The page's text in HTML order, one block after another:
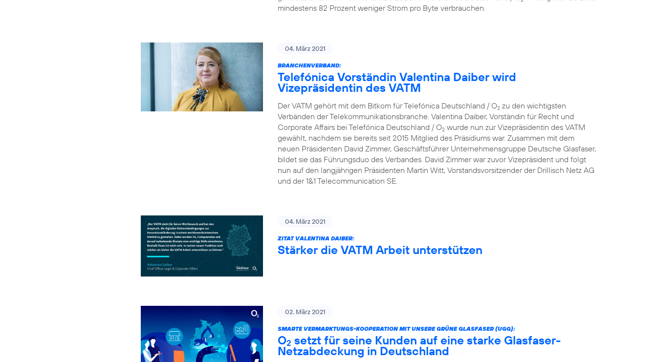
mindestens 82 Prozent weniger Strom pro Byte verbrauchen.
04. März 2021
BRANCHENVERBAND:
Telefónica Vorständin Valentina Daiber wird
Vizepräsidentin des VATM
Der VATM gehört mit dem Bitkom für Telefónica Deutschland / O2 zu den wichtigsten
Verbänden der Telekommunikationsbranche. Valentina Daiber, Vorständin für Recht und
Corporate Affairs bei Telefónica Deutschland / O2 wurde nun zur Vizepräsidentin des VATM
gewählt, nachdem sie bereits seit 2015 Mitglied des Präsidiums war. Zusammen mit dem
neuen Präsidenten David Zimmer, Geschäftsführer Unternehmensgruppe Deutsche Glasfaser,
bildet sie das Führungsduo des Verbandes. David Zimmer war zuvor Vizepräsident und folgt
nun auf den langjährigen Präsidenten Martin Witt, Vorstandsvorsitzender der Drillisch Netz AG
und der 1&1 Telecommunication SE.
04. März 2021
ZITAT VALENTINA DAIBER:
Stärker die VATM Arbeit unterstützen
02. März 2021
SMARTE VERMARKTUNGS-KOOPERATION MIT UNSERE GRÜNE GLASFASER (UGG):
O2 setzt für seine Kunden auf eine starke Glasfaser-
Netzabdeckung in Deutschland